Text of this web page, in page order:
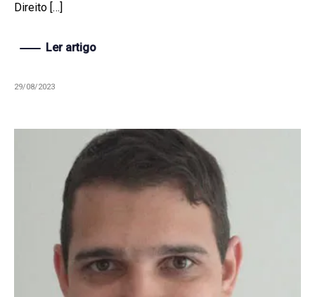
Direito […]
Ler artigo
29/08/2023